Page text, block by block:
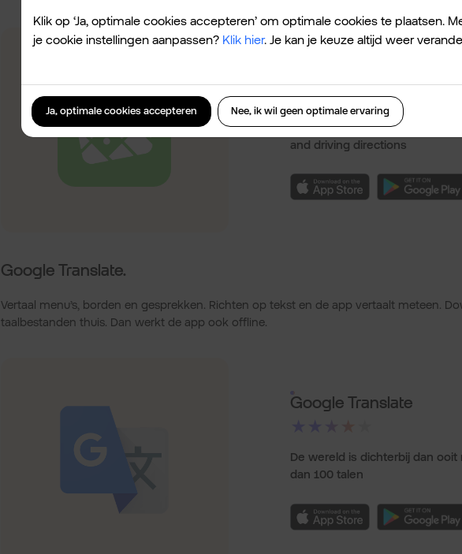
★★★★★
Worldwide offline navigation
and driving directions
Google Translate.
Vertaal menu’s, borden en gesprekken. Richten op tekst en de app vertaalt meteen.
taalbestanden thuis. Dan werkt de app ook offline.
Google Translate
De wereld is dichterbij dan
dan 100 talen
Klik op ‘Ja, optimale cookies accepteren’ om optimale cookies te plaatsen.
je cookie instellingen aanpassen? Klik hier. Je kan je keuze altijd weer
Ja, optimale cookies accepteren Nee, ik wil geen optimale ervaring